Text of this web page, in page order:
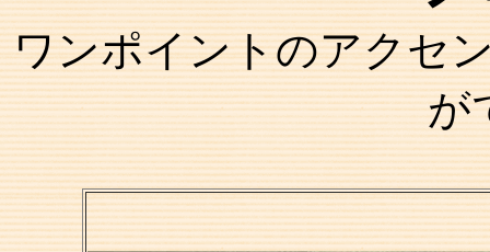
ワンポイントのアクセ
が